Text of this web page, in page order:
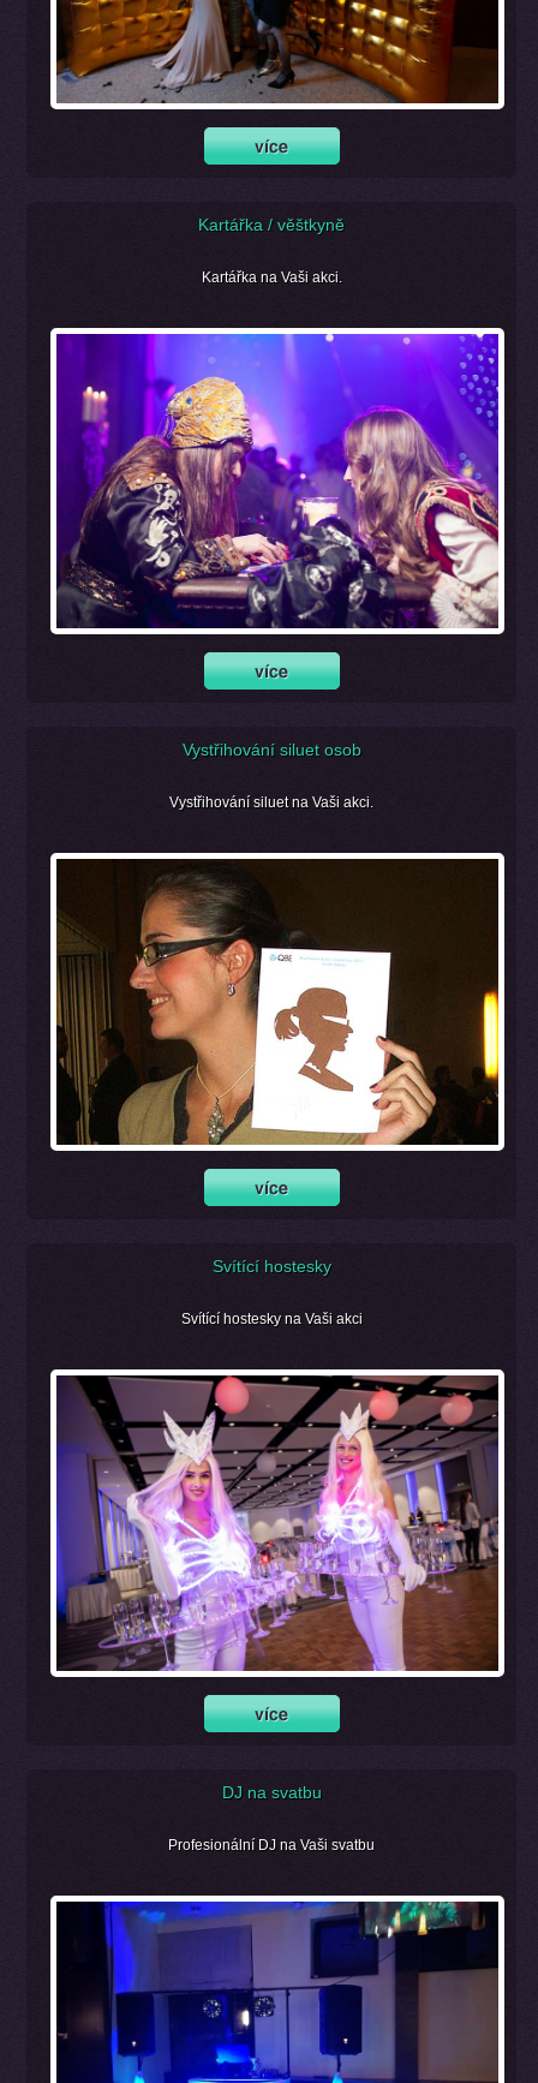
Kartářka / věštkyně
Kartářka na Vaši akci.
Vystřihování siluet osob
Vystřihování siluet na Vaši akci.
Svítící hostesky
Svítící hostesky na Vaši akci
DJ na svatbu
Profesionální DJ na Vaši svatbu